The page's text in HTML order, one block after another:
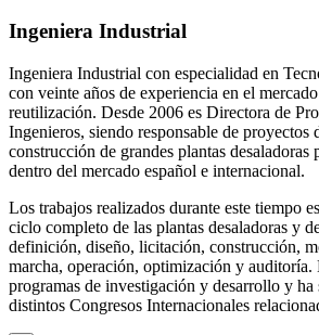
Ingeniera Industrial
Ingeniera Industrial con especialidad en
con veinte años de experiencia en el
reutilización. Desde 2006 es Directora de
Ingenieros, siendo responsable de proyectos
construcción de grandes plantas desaladoras
dentro del mercado español e internacional.
Los trabajos realizados durante este tiempo
ciclo completo de las plantas desaladoras y
definición, diseño, licitación, construcción,
marcha, operación, optimización y auditoría.
programas de investigación y desarrollo y ha
distintos Congresos Internacionales